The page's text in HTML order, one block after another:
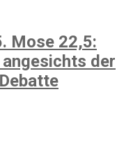
Mose 22,5:
der